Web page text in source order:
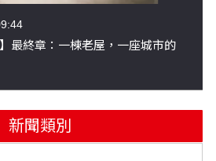
最終章：一棟老屋，一座城市的
新聞類別